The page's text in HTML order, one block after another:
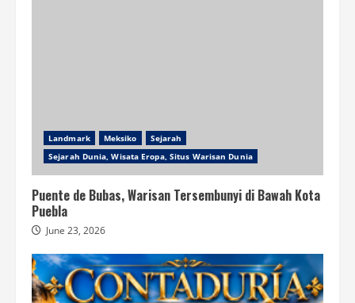
Landmark Meksiko
Sejarah
Sejarah Dunia, Wisata Eropa, Situs Warisan Dunia
Puente de Bubas, Warisan Tersembunyi di Bawah Kota
Puebla
June 23, 2026